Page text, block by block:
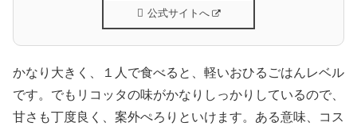
公式サイトへ
かなり大きく、１人で食べると、軽いおひるごはんレベル
です。でもリコッタの味がかなりしっかりしているので、
甘さも丁度良く、案外ぺろりといけます。ある意味、コス